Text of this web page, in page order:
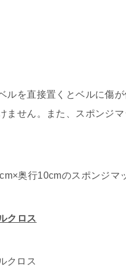
ルを直接置くとベルに傷
ません。また、スポンジ
奥行10cmのスポンジマ
クロス